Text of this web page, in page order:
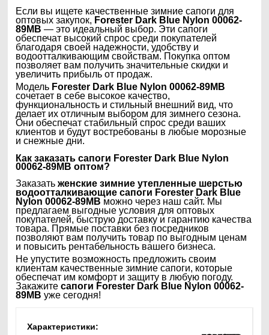
Если вы ищете качественные зимние сапоги для
оптовых закупок, Forester Dark Blue Nylon 00062-
89MB — это идеальный выбор. Эти сапоги
обеспечат высокий спрос среди покупателей
благодаря своей надежности, удобству и
водоотталкивающим свойствам. Покупка оптом
позволяет вам получить значительные скидки и
увеличить прибыль от продаж.
Модель Forester Dark Blue Nylon 00062-89MB
сочетает в себе высокое качество,
функциональность и стильный внешний вид, что
делает их отличным выбором для зимнего сезона.
Они обеспечат стабильный спрос среди ваших
клиентов и будут востребованы в любые морозные
и снежные дни.
Как заказатьсапоги Forester Dark Blue Nylon
00062-89MB оптом?
Заказатьженские зимние утепленные шерстью
водоотталкивающие сапоги Forester Dark Blue
Nylon 00062-89MB можно через наш сайт. Мы
предлагаем выгодные условия для оптовых
покупателей, быструю доставку и гарантию качества
товара. Прямые поставки без посредников
позволяют вам получить товар по выгодным ценам
и повысить рентабельность вашего бизнеса.
Не упустите возможность предложить своим
клиентам качественные зимние сапоги, которые
обеспечат им комфорт и защиту в любую погоду.
Закажитесапоги Forester Dark Blue Nylon 00062-
89MB уже сегодня!
Характеристики: